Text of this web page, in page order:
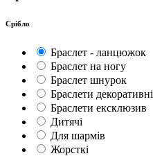
Срібло
Браслет - ланцюжок
Браслет на ногу
Браслет шнурок
Браслети декоративні
Браслети ексклюзив
Дитячі
Для шармів
Жорсткі